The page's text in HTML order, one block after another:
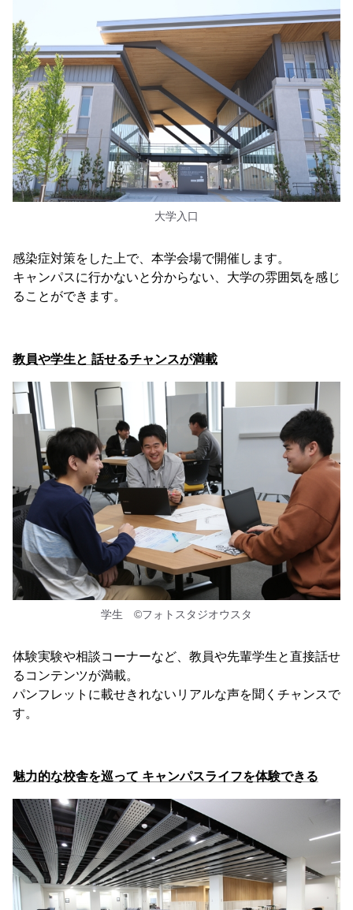
大学入口
感染症対策をした上で、本学会場で開催します。
キャンパスに行かないと分からない、大学の雰囲気を感じ
ることができます。
教員や学生と 話せるチャンスが満載
学生 ©フォトスタジオウスタ
体験実験や相談コーナーなど、教員や先輩学生と直接話せ
るコンテンツが満載。
パンフレットに載せきれないリアルな声を聞くチャンスで
す。
魅力的な校舎を巡って キャンパスライフを体験できる